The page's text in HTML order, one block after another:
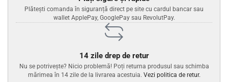
Plătești comanda în siguranță direct pe site cu cardul bancar sau
wallet ApplePay, GooglePay sau RevolutPay.
14 zile drep de retur
Nu se potrivește? Nicio problemă! Poți returna produsul sau schimba
mărimea în 14 zile de la livrarea acestuia. Vezi politica de retur.